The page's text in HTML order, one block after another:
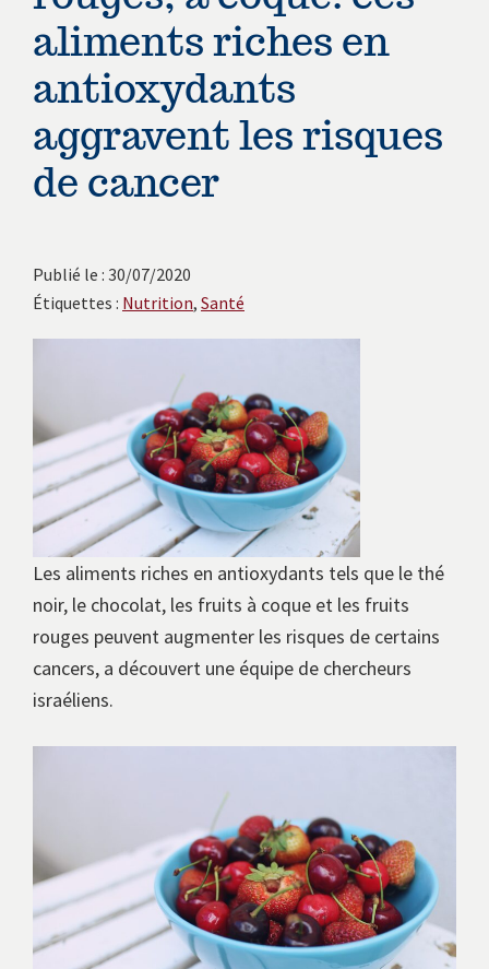
avec
les
instituts
européens.
aliments riches en
antioxydants
aggravent les risques
de cancer
Publié le : 30/07/2020
Étiquettes : Nutrition, Santé
Les aliments riches en antioxydants tels que le thé
noir, le chocolat, les fruits à coque et les fruits
rouges peuvent augmenter les risques de certains
cancers, a découvert une équipe de chercheurs
israéliens.